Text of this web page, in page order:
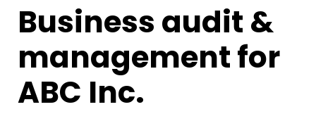
Business audit &
management for
ABC Inc.